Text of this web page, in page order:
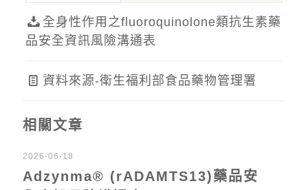
全身性作用之fluoroquinolone類抗生素藥
品安全資訊風險溝通表
資料來源-衛生福利部食品藥物管理署
相關文章
2026-06-18
Adzynma® (rADAMTS13)藥品安